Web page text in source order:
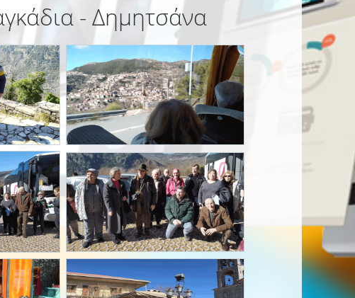
- Δημητσάνα